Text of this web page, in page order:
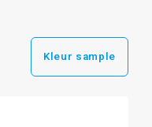
Kleur sample